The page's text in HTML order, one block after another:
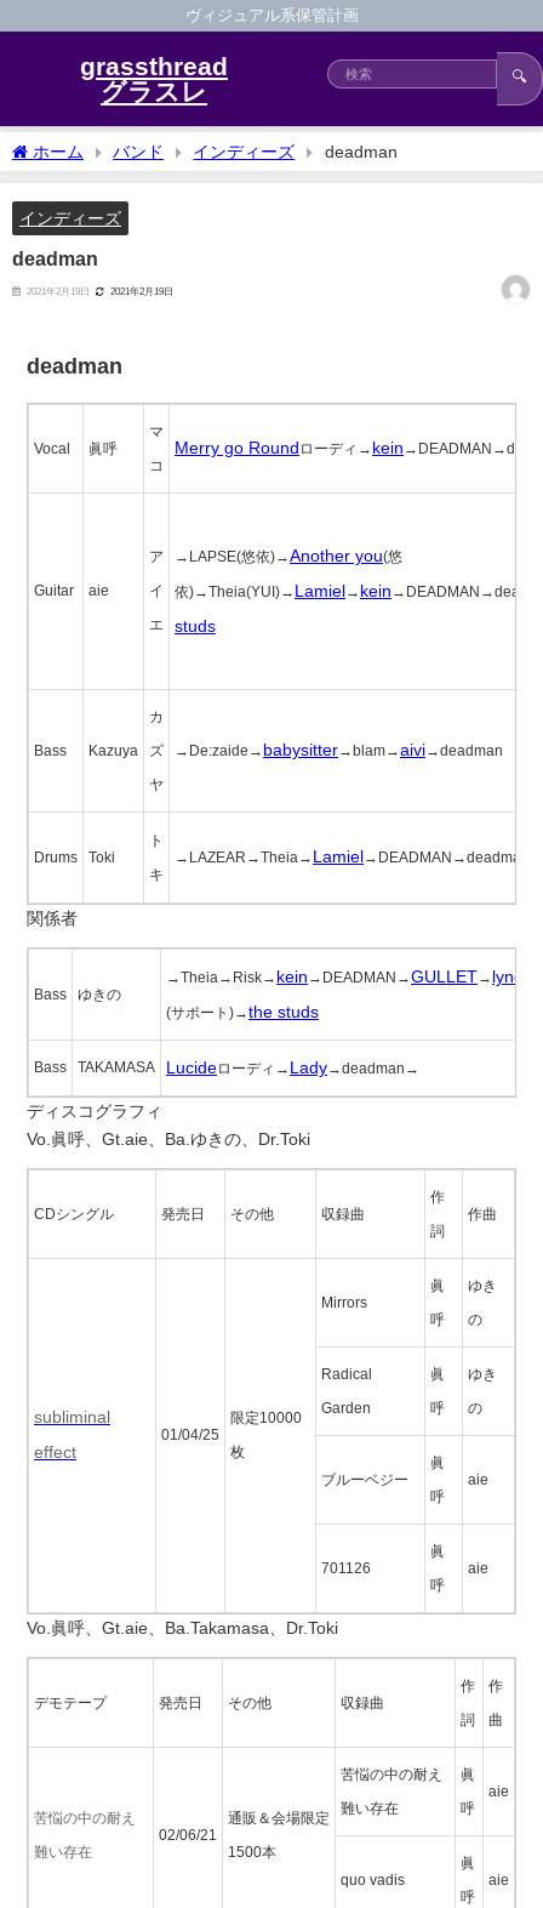
ヴィジュアル系保管計画
grassthread
グラスレ
🔍
ホーム バンド インディーズ deadman
インディーズ
deadman
2021年2月19日 2021年2月19日
deadman
Vocal 眞呼
マ
コ
Merry go Round ローディ→ kein
Guitar aie
ア
イ
エ
→LAPSE(悠依)→Another you(悠
依)→Theia(YUI)→ Lamiel → kein
studs
Bass Kazuya
カ
ズ
ヤ
→De:zaide→ babysitter→blam→aivi→deadman
Drums Toki
ト
キ
→LAZEAR→Theia→ Lamiel →DEADMAN→deadman
関係者
Bass ゆきの
→Theia→Risk→ kein →DEADMAN→GULLET→ lynch.
(サポート)→the studs
Bass TAKAMASA Lucideローディ→ Lady→deadman→
ディスコグラフィ
Vo.眞呼、Gt.aie、Ba.ゆきの、Dr.Toki
CDシングル 発売日 その他 収録曲
作
詞
作曲
subliminal
effect
01/04/25
限定10000
枚
Mirrors
眞
呼
ゆき
の
Radical
Garden
眞
呼
ゆき
の
ブルーベジー
眞
呼
aie
701126
眞
呼
aie
Vo.眞呼、Gt.aie、Ba.Takamasa、Dr.Toki
デモテープ 発売日 その他 収録曲
作
詞
作
曲
苦悩の中の耐え
難い存在
02/06/21
通販＆会場限定
1500本
苦悩の中の耐え
難い存在
眞
呼
aie
quo vadis
眞
呼
aie